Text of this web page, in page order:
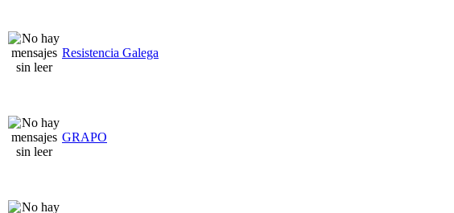
Resistencia Galega
GRAPO